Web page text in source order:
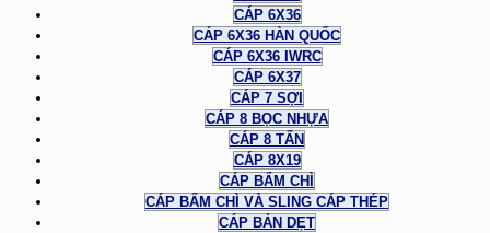
CÁP 6X36
CÁP 6X36 HÀN QUỐC
CÁP 6X36 IWRC
CÁP 6X37
CÁP 7 SỢI
CÁP 8 BỌC NHỰA
CÁP 8 TẤN
CÁP 8X19
CÁP BẤM CHÌ
CÁP BẤM CHÌ VÀ SLING CÁP THÉP
CÁP BẢN DẸT